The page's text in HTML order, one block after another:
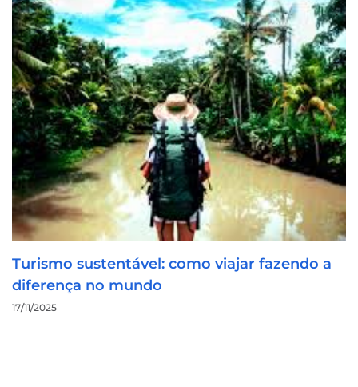
Turismo sustentável: como viajar fazendo a
diferença no mundo
17/11/2025